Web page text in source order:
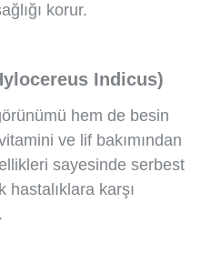
korur.
Indicus)
hem de besin
ve lif bakımından
sayesinde serbest
hastalıklara karşı